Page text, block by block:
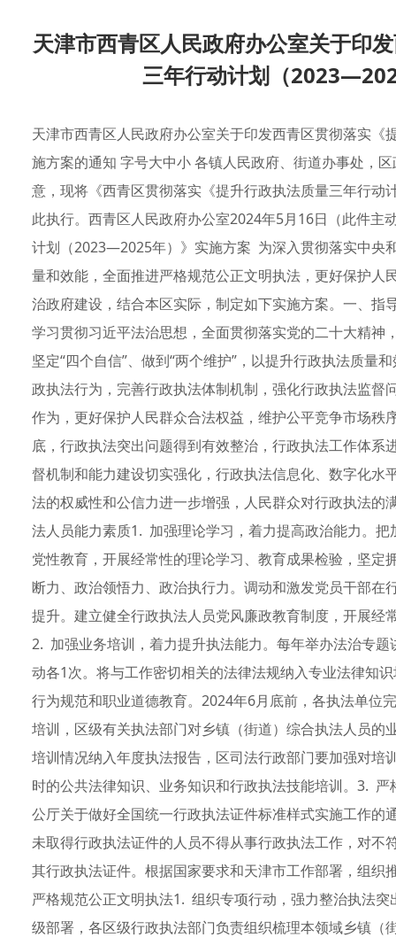
天津市西青区人民政府办公室关于印
三年行动计划（
天津市西青区人民政府办公室关于印发西青区贯彻落实
施方案的通知 字号大中小 各镇人民政府、街道办事处，
意，现将《西青区贯彻落实《提升行政执法质量三年行
此执行。西青区人民政府办公室2024年5月16日（此件
计划（2023—2025年）》实施方案 为深入贯彻落实中央
量和效能，全面推进严格规范公正文明执法，更好保护
治政府建设，结合本区实际，制定如下实施方案。一、
学习贯彻习近平法治思想，全面贯彻落实党的二十大精神
坚定“四个自信”、做到“两个维护”，以提升行政执法质量
政执法行为，完善行政执法体制机制，强化行政执法监
作为，更好保护人民群众合法权益，维护公平竞争市场
底，行政执法突出问题得到有效整治，行政执法工作体
督机制和能力建设切实强化，行政执法信息化、数字化
法的权威性和公信力进一步增强，人民群众对行政执法
法人员能力素质1. 加强理论学习，着力提高政治能力。
党性教育，开展经常性的理论学习、教育成果检验，坚定
断力、政治领悟力、政治执行力。调动和激发党员干部
提升。建立健全行政执法人员党风廉政教育制度，开展
2. 加强业务培训，着力提升执法能力。每年举办法治专
动各1次。将与工作密切相关的法律法规纳入专业法律知
行为规范和职业道德教育。2024年6月底前，各执法单位
培训，区级有关执法部门对乡镇（街道）综合执法人员
培训情况纳入年度执法报告，区司法行政部门要加强对
时的公共法律知识、业务知识和行政执法技能培训。3.
公厅关于做好全国统一行政执法证件标准样式实施工作
未取得行政执法证件的人员不得从事行政执法工作，对
其行政执法证件。根据国家要求和天津市工作部署，组
严格规范公正文明执法1. 组织专项行动，强力整治执法
级部署，各区级行政执法部门负责组织梳理本领域乡镇